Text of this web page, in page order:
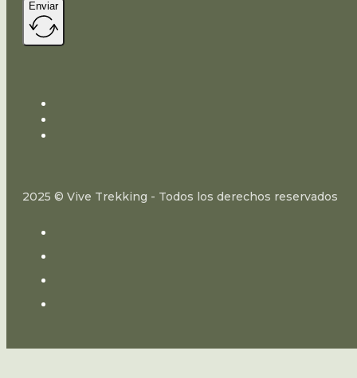
Enviar
2025 © Vive Trekking - Todos los derechos reservados